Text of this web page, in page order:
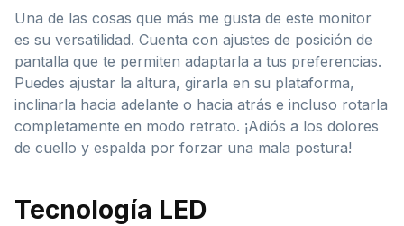
Una de las cosas que más me gusta de este monitor
es su versatilidad. Cuenta con ajustes de posición de
pantalla que te permiten adaptarla a tus preferencias.
Puedes ajustar la altura, girarla en su plataforma,
inclinarla hacia adelante o hacia atrás e incluso rotarla
completamente en modo retrato. ¡Adiós a los dolores
de cuello y espalda por forzar una mala postura!
Tecnología LED